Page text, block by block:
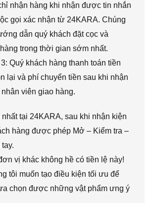
nhận hàng khi nhận được tin nhắn
gọi xác nhận từ 24KARA. Chúng
dẫn quý khách đặt cọc và
trong thời gian sớm nhất.
Quý khách hàng thanh toán tiền
lại và phí chuyển tiền sau khi nhận
viên giao hàng.
tại 24KARA, sau khi nhận kiện
hàng được phép Mở – Kiểm tra –
vị khác không hề có tiền lệ này!
tôi muốn tạo điều kiện tối ưu để
chọn được những vật phẩm ưng ý